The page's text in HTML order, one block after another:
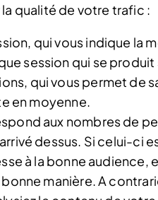
qualité de votre trafic :
qui vous indique la
session qui se produit
qui vous permet de
en moyenne.
aux nombres de
dessus. Si celui-ci
à la bonne audience,
manière. A